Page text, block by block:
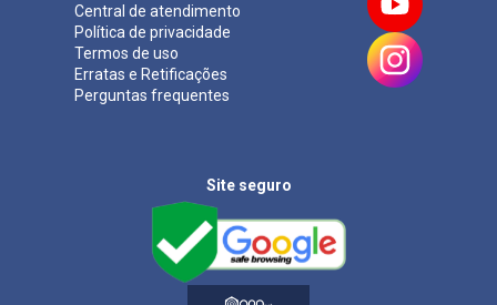
Central de atendimento
Política de privacidade
Termos de uso
Erratas e Retificações
Perguntas frequentes
Site seguro